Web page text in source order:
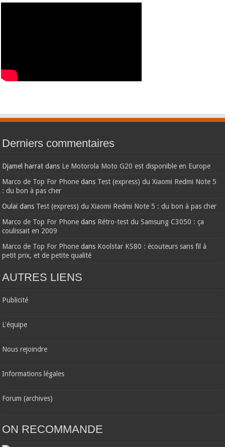
Derniers commentaires
Djamel harrat dans Le Motorola Moto G20 est disponible en Europe
Marco de Top For Phone dans Test (express) du Xiaomi Redmi Note 5
: du bon à pas cher
Oulaïdans Test (express) du Xiaomi Redmi Note 5 : du bon à pas cher
Marco de Top For Phone dans Rétro-test du Samsung C3050 : ça
coulissait en 2009
Marco de Top For Phone dans Koolstar KS80 : écouteurs sans fil à
petit prix, et de petite qualité
AUTRES LIENS
Publicité
L'équipe
Nous rejoindre
Informations légales
Forum (archives)
ON RECOMMANDE